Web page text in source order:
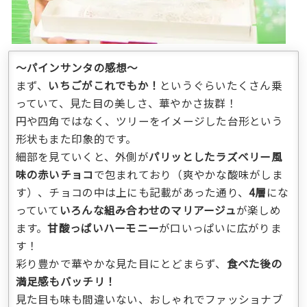
〜パインサンタの感想〜
まず、 いちごがこれでもか！ というぐらいたくさん乗
っていて、見た目の美しさ、華やかさ抜群！
円や四角ではなく、ツリーをイメージした台形という
形状もまた印象的です。
細部を見ていくと、外側がパリッとしたラズベリー風
味の赤いチョコで包まれており（爽やかな酸味がしま
す）、チョコの中は上にも記載があった通り、4層にな
っていて いろんな組み合わせのマリアージュが楽しめ
ます。甘酸っぱいハーモニーが口いっぱいに広がりま
す！
彩り豊かで華やかな見た目にとどまらず、 食べた後の
満足感もバッチリ！
見た目も味も間違いない、おしゃれでファッショナブ